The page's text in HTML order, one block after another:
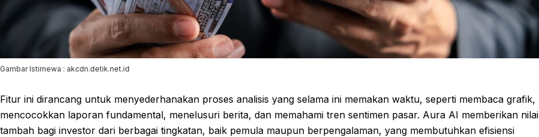
Gambar Istimewa : akcdn.detik.net.id
Fitur ini dirancang untuk menyederhanakan proses analisis yang selama ini memakan waktu, seperti membaca grafik,
mencocokkan laporan fundamental, menelusuri berita, dan memahami tren sentimen pasar. Aura AI memberikan nilai
tambah bagi investor dari berbagai tingkatan, baik pemula maupun berpengalaman, yang membutuhkan efisiensi